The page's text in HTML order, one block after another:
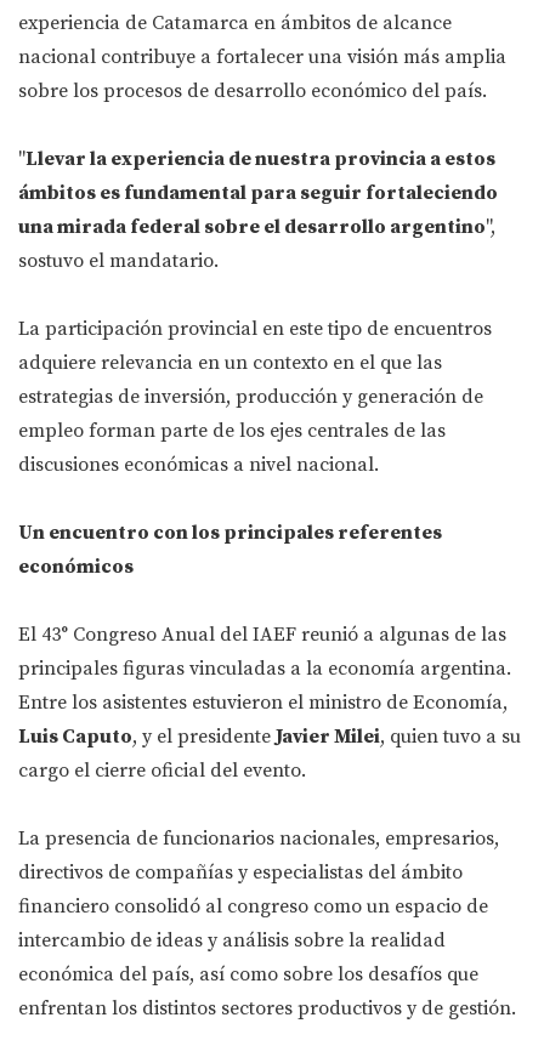
experiencia de Catamarca en ámbitos de alcance
nacional contribuye a fortalecer una visión más amplia
sobre los procesos de desarrollo económico del país.
"Llevar la experiencia de nuestra provincia a estos
ámbitos es fundamental para seguir fortaleciendo
una mirada federal sobre el desarrollo argentino",
sostuvo el mandatario.
La participación provincial en este tipo de encuentros
adquiere relevancia en un contexto en el que las
estrategias de inversión, producción y generación de
empleo forman parte de los ejes centrales de las
discusiones económicas a nivel nacional.
Un encuentro con los principales referentes
económicos
El 43° Congreso Anual del IAEF reunió a algunas de las
principales figuras vinculadas a la economía argentina.
Entre los asistentes estuvieron el ministro de Economía,
Luis Caputo, y el presidenteJavier Milei, quien tuvo a su
cargo el cierre oficial del evento.
La presencia de funcionarios nacionales, empresarios,
directivos de compañías y especialistas del ámbito
financiero consolidó al congreso como un espacio de
intercambio de ideas y análisis sobre la realidad
económica del país, así como sobre los desafíos que
enfrentan los distintos sectores productivos y de gestión.